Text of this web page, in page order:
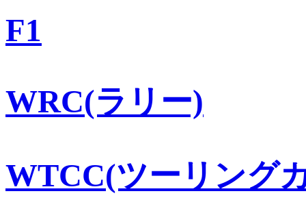
F1
WRC(ラリー)
WTCC(ツーリング